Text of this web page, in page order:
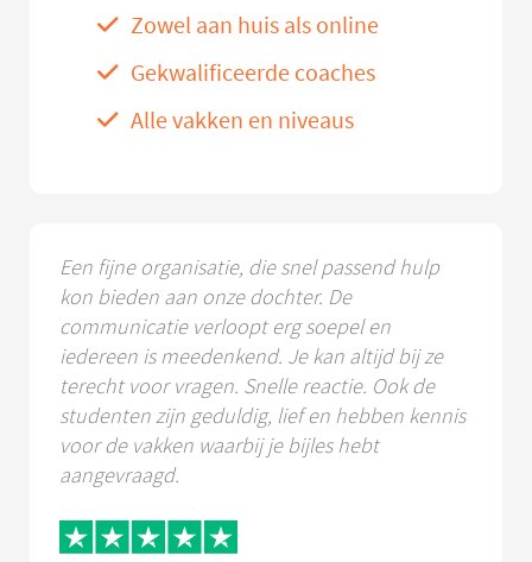
Zowel aan huis als online
Gekwalificeerde coaches
Alle vakken en niveaus
Een fijne organisatie, die snel passend hulp
kon bieden aan onze dochter. De
communicatie verloopt erg soepel en
iedereen is meedenkend. Je kan altijd bij ze
terecht voor vragen. Snelle reactie. Ook de
studenten zijn geduldig, lief en hebben kennis
voor de vakken waarbij je bijles hebt
aangevraagd.